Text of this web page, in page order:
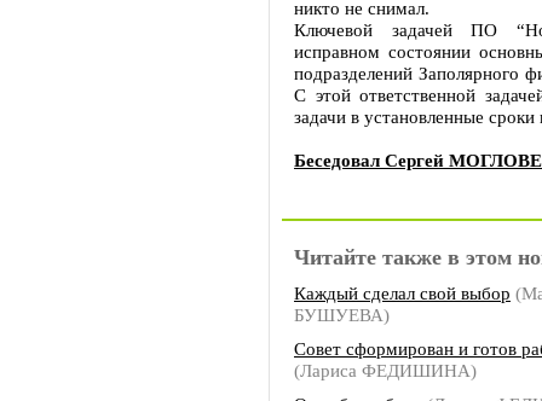
никто не снимал.
Ключевой задачей ПО
исправном состоянии
подразделений Заполярного
С этой ответственной
задачи в установленные
Беседовал Сергей
Читайте также в этом
Каждый сделал свой выбор
БУШУЕВА)
Совет сформирован и готов
(Лариса ФЕДИШИНА)